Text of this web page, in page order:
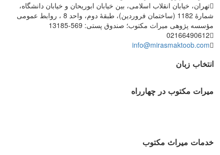
تهران، خیابان انقلاب اسلامی، بین خیابان ابوریحان و خیابان دانشگاه،
شمارۀ 1182 (ساختمان فروردین)، طبقۀ دوم، واحد 8 ، روابط عمومی
مؤسسه پژوهی میراث مکتوب؛ صندوق پستی: 569-13185
02166490612
info@mirasmaktoob.com
انتخاب زبان
میرات مکتوب در چهارراه
خدمات میراث مکتوب